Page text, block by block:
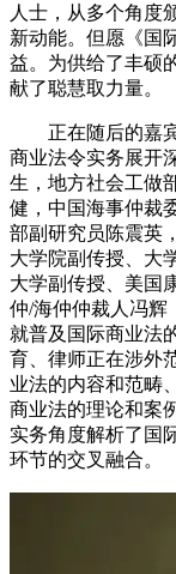
人士，从多个角度
新动能。但愿《国
益。为供给了丰硕
献了聪慧取力量。
正在随后的嘉宾
商业法令实务展开
生，地方社会工做
健，中国海事仲裁
部副研究员陈震英
大学院副传授、大
大学副传授、美国
仲/海仲仲裁人冯辉
就普及国际商业法
育、律师正在涉外
业法的内容和范畴
商业法的理论和案
实务角度解析了国
环节的交叉融合。